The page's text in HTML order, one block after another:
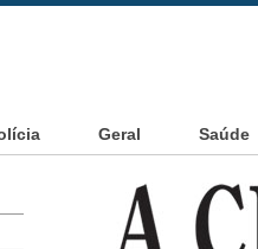
Geral Saúde